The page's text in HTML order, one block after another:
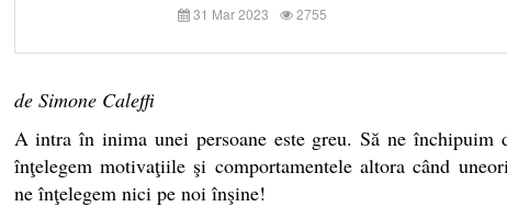
31 Mar 2023 2755
de Simone Caleffi
A intra în inima unei persoane este greu. Să ne închipuim
înţelegem motivaţiile şi comportamentele altora când
ne înţelegem nici pe noi înşine!